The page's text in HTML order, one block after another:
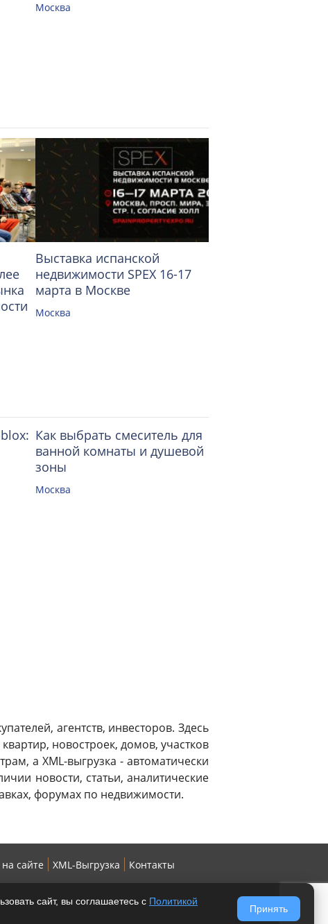
Москва
Выставка испанской
недвижимости SPEX 16-17
марта в Москве
Москва
Как выбрать смеситель для
ванной комнаты и душевой
зоны
Москва
агентств, инвесторов. Здесь
новостроек, домов, участков
а XML-выгрузка - автоматически
новости, статьи, аналитические
форумах по недвижимости.
сайте XML-Выгрузка Контакты
сайт, вы соглашаетесь с Политикой
Принять